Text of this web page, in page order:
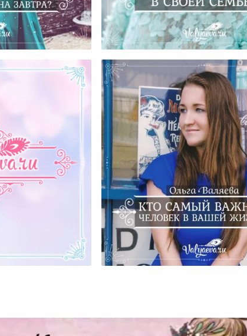
В Своей
На
С Чего Начать
Своей
Своей
Кто Самый Важный
Вашей